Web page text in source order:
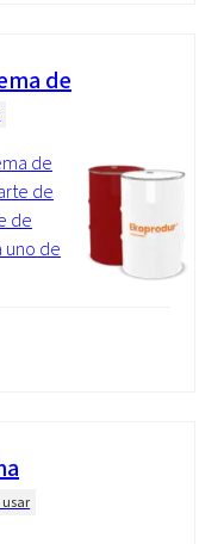
de
de
de
de
uno de
usar